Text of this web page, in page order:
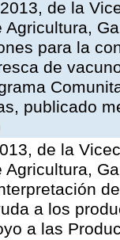
de la
para la
de
publicado
de la
a los
a las